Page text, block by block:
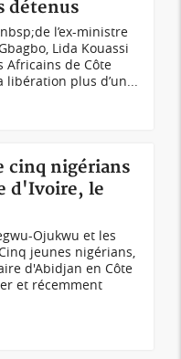
détenus
l’ex-ministre
Lida Kouassi
Africains de Côte
libération plus d’un...
cinq nigérians
d'Ivoire, le
Ojukwu et les
jeunes nigérians,
d'Abidjan en Côte
et récemment